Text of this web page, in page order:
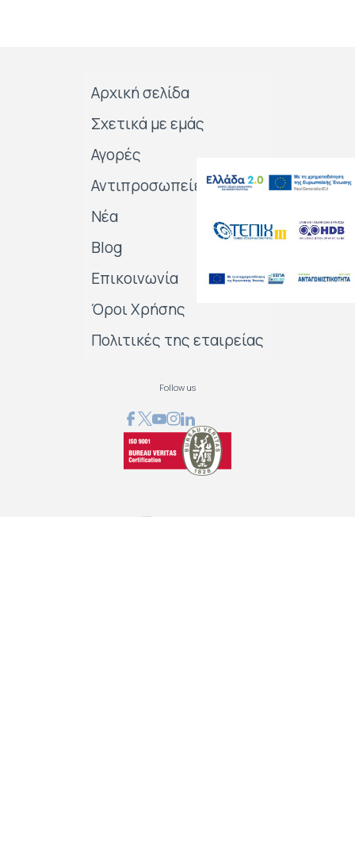
Αρχική σελίδα
Σχετικά με εμάς
Αγορές
Αντιπροσωπείες
Νέα
Blog
Επικοινωνία
Όροι Χρήσης
Πολιτικές της εταιρείας
Follow us